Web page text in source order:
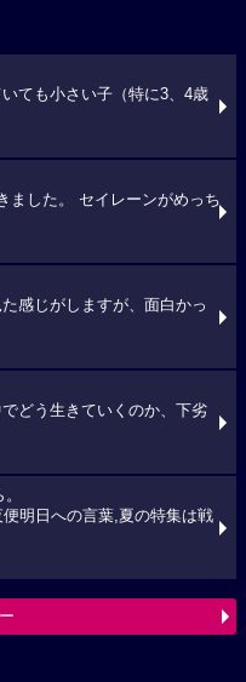
ても小さい子（特に3、4歳
ました。 セイレーンがめっち
感じがしますが、面白かっ
どう生きていくのか、下劣
便明日への言葉,夏の特集は戦